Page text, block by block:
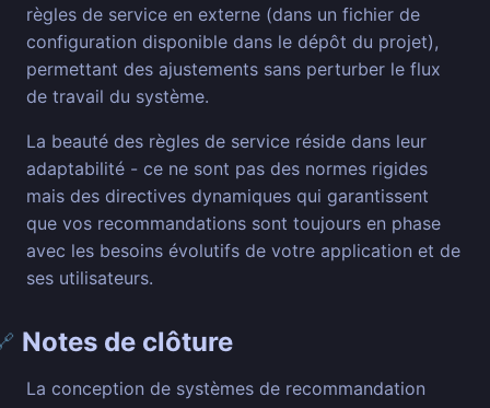
règles de service en externe (dans un fichier de
configuration disponible dans le dépôt du projet),
permettant des ajustements sans perturber le flux
de travail du système.
La beauté des règles de service réside dans leur
adaptabilité - ce ne sont pas des normes rigides
mais des directives dynamiques qui garantissent
que vos recommandations sont toujours en phase
avec les besoins évolutifs de votre application et de
ses utilisateurs.
Notes de clôture
La conception de systèmes de recommandation